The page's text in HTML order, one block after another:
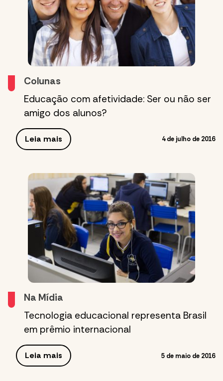
Colunas
Educação com afetividade: Ser ou não ser
amigo dos alunos?
Leia mais 4 de julho de 2016
Na Mídia
Tecnologia educacional representa Brasil
em prêmio internacional
Leia mais 5 de maio de 2016